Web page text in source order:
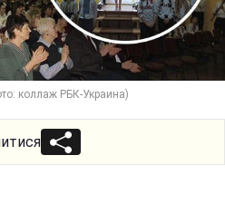
коллаж РБК-Украина)